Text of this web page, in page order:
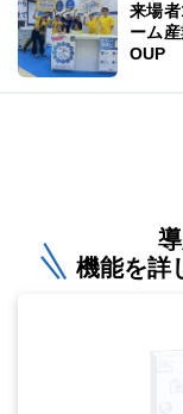
来場
ーム
OUP
機能を詳